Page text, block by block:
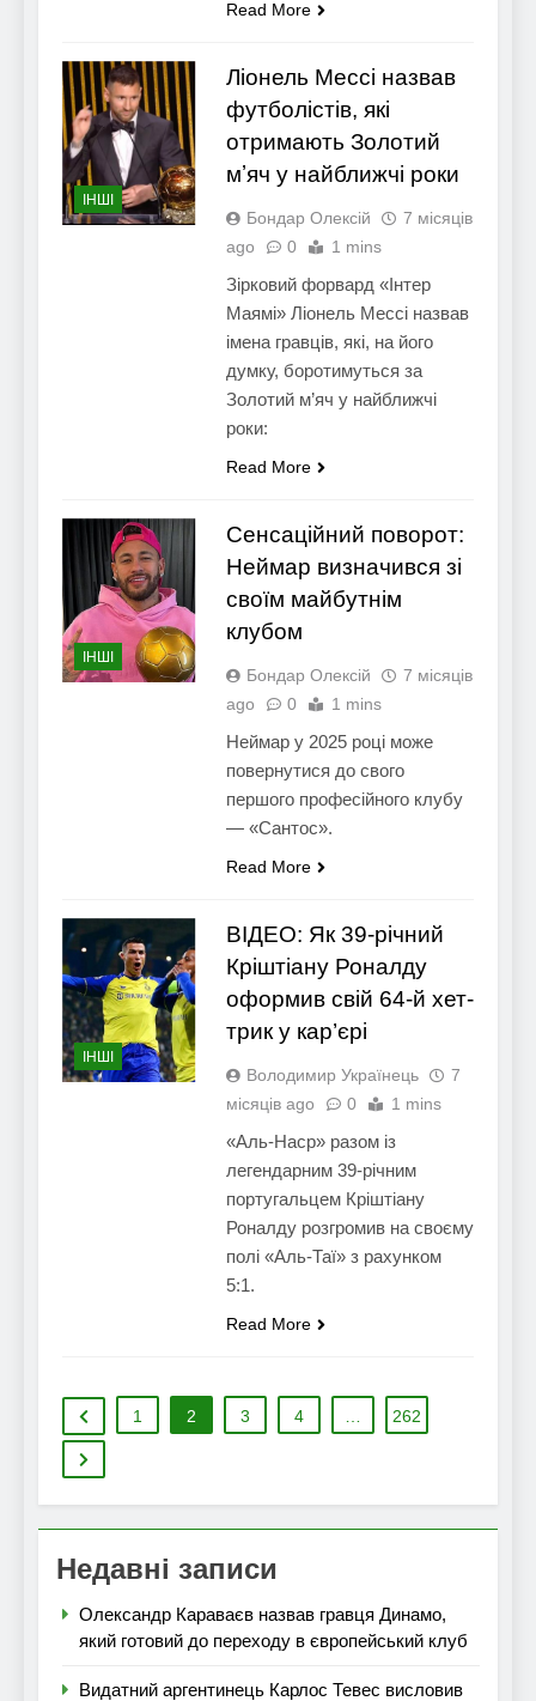
Read More
ІНШІ
Ліонель Мессі назвав
футболістів, які
отримають Золотий
мʼяч у найближчі роки
Бондар Олексій
7 місяців
ago
0 1 mins
Зірковий форвард «Інтер
Маямі» Ліонель Мессі назвав
імена гравців, які, на його
думку, боротимуться за
Золотий м’яч у найближчі
роки:
Read More
ІНШІ
Сенсаційний поворот:
Неймар визначився зі
своїм майбутнім
клубом
Бондар Олексій
7 місяців
ago
0 1 mins
Неймар у 2025 році може
повернутися до свого
першого професійного клубу
— «Сантос».
Read More
ІНШІ
ВІДЕО: Як 39-річний
Кріштіану Роналду
оформив свій 64-й хет-
трик у кар’єрі
Володимир Українець
7
місяців ago
0 1 mins
«Аль-Наср» разом із
легендарним 39-річним
португальцем Кріштіану
Роналду розгромив на своєму
полі «Аль-Таї» з рахунком
5:1.
Read More
1 2 3 4 262
Недавні записи
Олександр Караваєв назвав гравця Динамо,
який готовий до переходу в європейський клуб
Видатний аргентинець Карлос Тевес висловив